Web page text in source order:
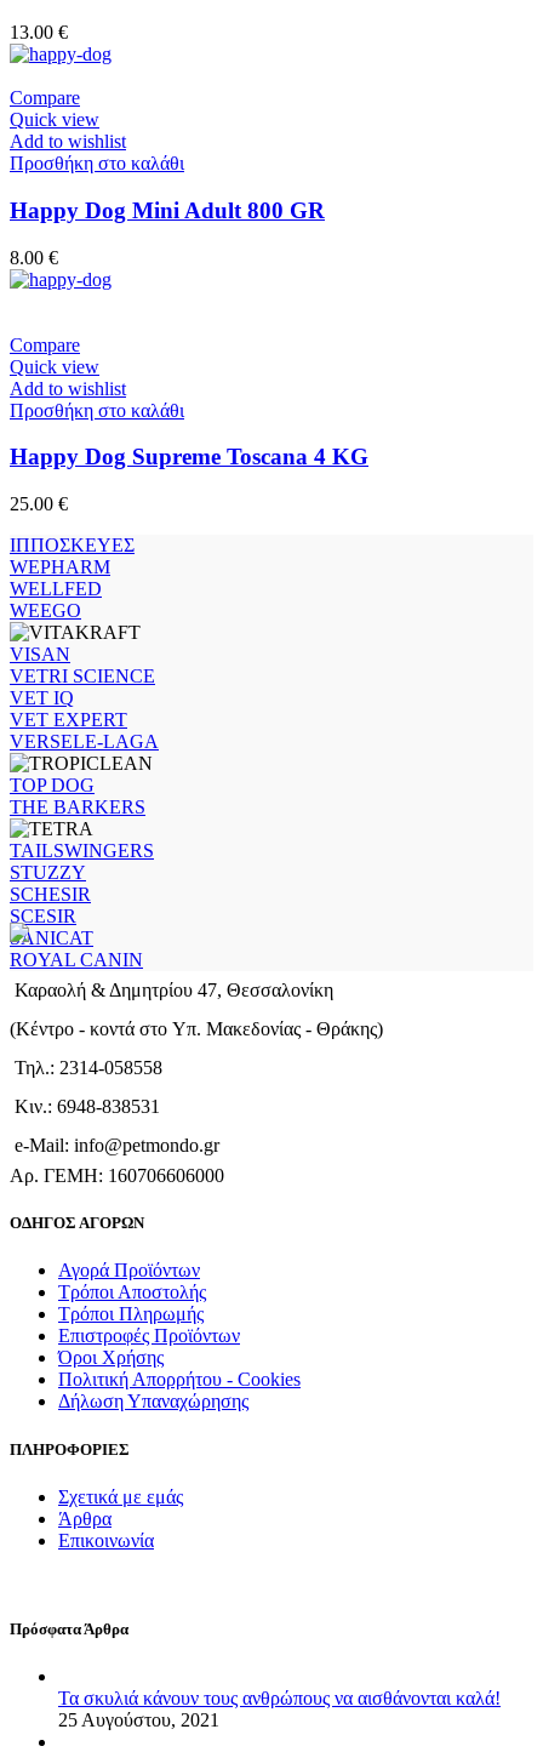
13.00 €
Compare
Quick view
Add to wishlist
Προσθήκη στο καλάθι
Happy Dog Mini Adult 800 GR
8.00 €
Compare
Quick view
Add to wishlist
Προσθήκη στο καλάθι
Happy Dog Supreme Toscana 4 KG
25.00 €
ΙΠΠΟΣΚΕΥΕΣ
WEPHARM
WELLFED
WEEGO
VISAN
VETRI SCIENCE
VET IQ
VET EXPERT
VERSELE-LAGA
TOP DOG
THE BARKERS
TAILSWINGERS
STUZZY
SCHESIR
SCESIR
SANICAT
ROYAL CANIN
Καραολή & Δημητρίου 47, Θεσσαλονίκη
(Kέντρο - κοντά στο Yπ. Μακεδονίας - Θράκης)
Τηλ.: 2314-058558
Κιν.: 6948-838531
e-Mail: info@petmondo.gr
Aρ. ΓΕΜΗ: 160706606000
ΟΔΗΓΟΣ ΑΓΟΡΩΝ
Αγορά Προϊόντων
Τρόποι Αποστολής
Τρόποι Πληρωμής
Επιστροφές Προϊόντων
Όροι Χρήσης
Πολιτική Απορρήτου - Cookies
Δήλωση Υπαναχώρησης
ΠΛΗΡΟΦΟΡΙΕΣ
Σχετικά με εμάς
Άρθρα
Επικοινωνία
Πρόσφατα Άρθρα
Τα σκυλιά κάνουν τους ανθρώπους να αισθάνονται καλά!
25 Αυγούστου, 2021